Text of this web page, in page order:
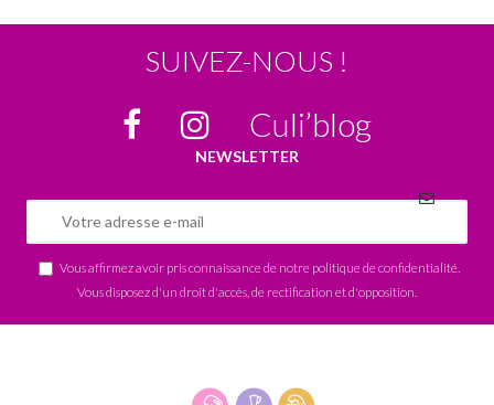
SUIVEZ-NOUS !
Culi’blog
NEWSLETTER
Vous affirmez avoir pris connaissance de notre politique de confidentialité
Vous disposez d'un droit d'accès, de rectification et d'opposition.